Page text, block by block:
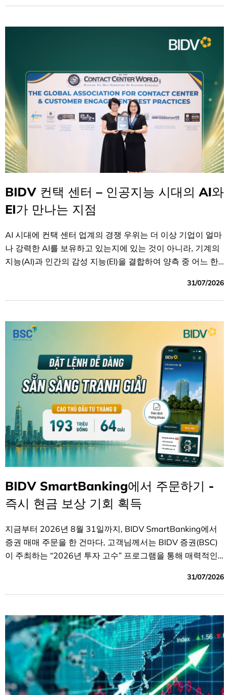
BIDV 컨택 센터 – 인공지능 시대의 AI와
EI가 만나는 지점
AI 시대에 컨택 센터 업계의 경쟁 우위는 더 이상 기업이 얼마
나 강력한 AI를 보유하고 있는지에 있는 것이 아니라, 기계의
지능(AI)과 인간의 감성 지능(EI)을 결합하여 양측 중 어느 한
31/07/2026
BIDV SmartBanking에서 주문하기 -
즉시 현금 보상 기회 획득
지금부터 2026년 8월 31일까지, BIDV SmartBanking에서
증권 매매 주문을 한 건마다, 고객님께서는 BIDV 증권(BSC)
이 주최하는 “2026년 투자 고수” 프로그램을 통해 매력적인
31/07/2026